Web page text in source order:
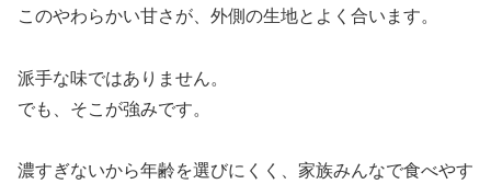
このやわらかい甘さが、外側の生地とよく合います。
派手な味ではありません。
でも、そこが強みです。
濃すぎないから年齢を選びにくく、家族みんなで食べやす